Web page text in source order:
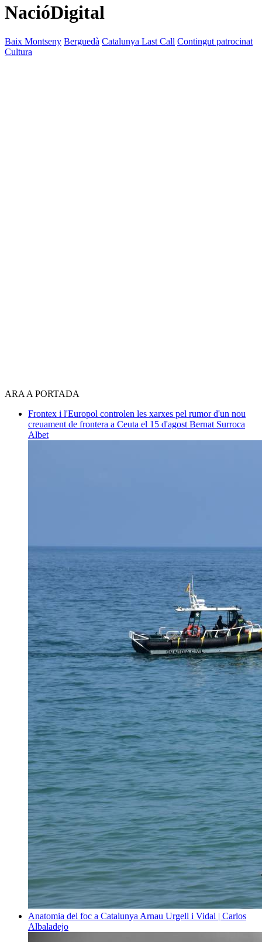
NacióDigital
Baix Montseny Berguedà Catalunya Last Call Contingut patrocinat
Cultura
ARA A PORTADA
Frontex i l'Europol controlen les xarxes pel rumor d'un nou
creuament de frontera a Ceuta el 15 d'agost Bernat Surroca
Albet
Anatomia del foc a Catalunya Arnau Urgell i Vidal | Carlos
Albaladejo